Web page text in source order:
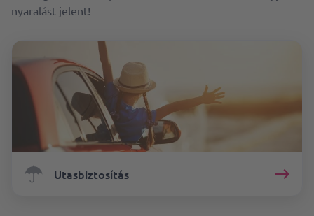
nyaralást jelent!
Utasbiztosítás